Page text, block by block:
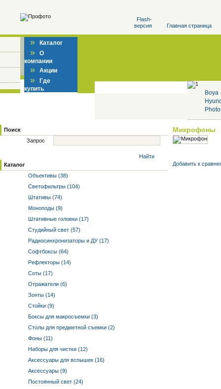
Flash-
версия
Главная страница
» Каталог
» О
компании
» Акции
» Где
купить
Boya
Поиск
Запрос
Найти
Каталог
Объективы (38)
Светофильтры (104)
Штативы (74)
Моноподы (9)
Штативные головки (17)
Студийный свет (57)
Радиосинхронизаторы и ДУ (17)
Софтбоксы (64)
Рефлекторы (14)
Соты (17)
Отражатели (6)
Зонты (14)
Стойки (9)
Боксы для макросъемки (3)
Столы для предметной съемки (2)
Фоны (11)
Наборы для чистки (12)
Аксессуары для вспышек (16)
Аксессуары (9)
Постоянный свет (24)
Микрофоны
Добавить к